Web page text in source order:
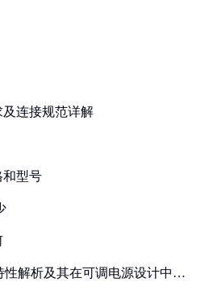
连接规范详解
和型号
性解析及其在可调电源设计中的